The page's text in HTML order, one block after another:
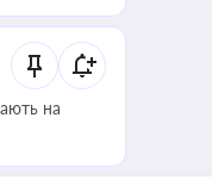
на